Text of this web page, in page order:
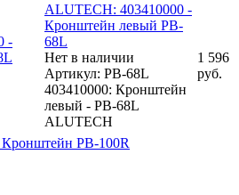
ALUTECH: 403410000 -
Кронштейн левый PB-
68L
Нет в наличии
Артикул: PB-68L
403410000: Кронштейн
левый - PB-68L
ALUTECH
1 596
руб.
PB-100R